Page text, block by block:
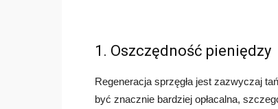
1. Oszczędność pieniędzy
Regeneracja sprzęgła jest zazwyczaj
być znacznie bardziej opłacalna,